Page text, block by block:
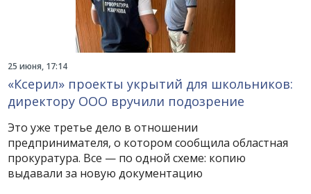
25 июня, 17:14
«Ксерил» проекты укрытий для школьников:
директору ООО вручили подозрение
Это уже третье дело в отношении
предпринимателя, о котором сообщила областная
прокуратура. Все — по одной схеме: копию
выдавали за новую документацию